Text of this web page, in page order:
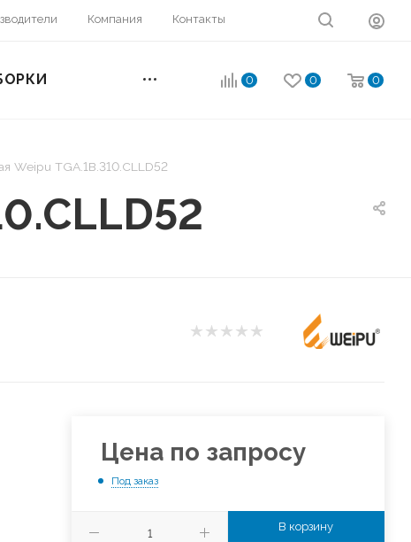
Компания Контакты
0 0 0
Weipu TGA.1B.310.CLLD52
Цена по запросу
Под заказ
В корзину